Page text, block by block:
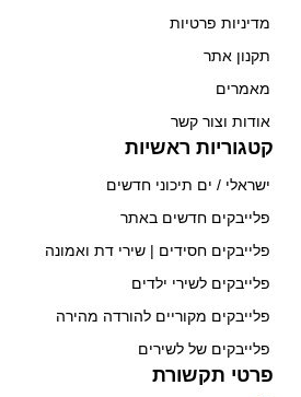
מדיניות פרטיות
תקנון אתר
מאמרים
אודות וצור קשר
קטגוריות ראשיות
ישראלי / ים תיכוני חדשים
פלייבקים חדשים באתר
פלייבקים חסידים | שירי דת ואמונה
פלייבקים לשירי ילדים
פלייבקים מקוריים להורדה מהירה
פלייבקים של לשירים
פרטי תקשורת